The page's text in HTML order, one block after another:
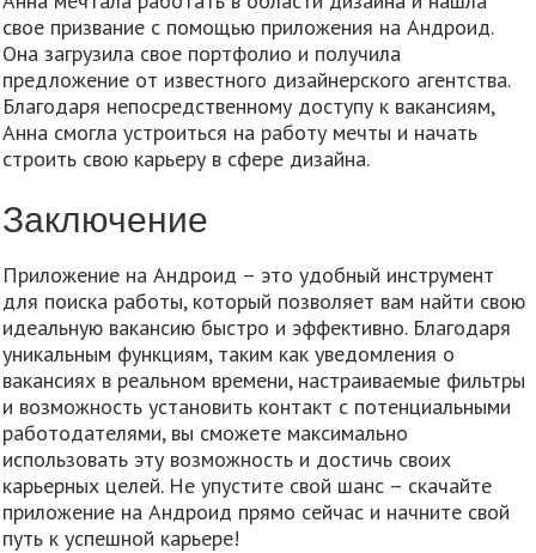
свое призвание с помощью приложения на Андроид.
Она загрузила свое портфолио и получила
предложение от известного дизайнерского агентства.
Благодаря непосредственному доступу к вакансиям,
Анна смогла устроиться на работу мечты и начать
строить свою карьеру в сфере дизайна.
Заключение
Приложение на Андроид – это удобный инструмент
для поиска работы, который позволяет вам найти свою
идеальную вакансию быстро и эффективно. Благодаря
уникальным функциям, таким как уведомления о
вакансиях в реальном времени, настраиваемые фильтры
и возможность установить контакт с потенциальными
работодателями, вы сможете максимально
использовать эту возможность и достичь своих
карьерных целей. Не упустите свой шанс – скачайте
приложение на Андроид прямо сейчас и начните свой
путь к успешной карьере!